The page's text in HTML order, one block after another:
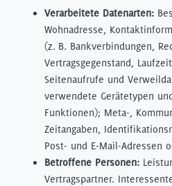
Verarbeitete Datenarten:
Wohnadresse,
(z. B. Bankverbindungen,
Vertragsgegenstand,
Seitenaufrufe und
verwendete Gerätetypen
Funktionen); Meta-,
Zeitangaben,
Post- und E-Mail-Adressen
Betroffene Personen:
Vertragspartner.